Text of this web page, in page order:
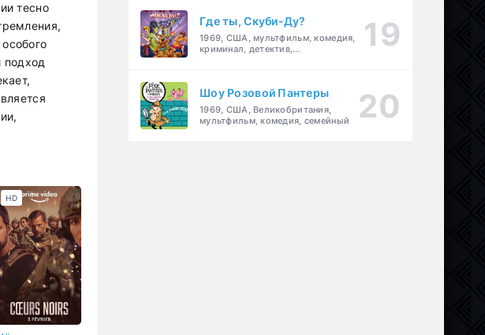
тесно
подход
HD
Где ты, Скуби-Ду?
1969, США, мультфильм, комедия,
криминал, детектив,
Шоу Розовой Пантеры
1969, США, Великобритания,
мультфильм, комедия, семейный